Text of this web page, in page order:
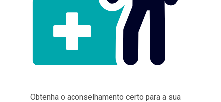
Obtenha o aconselhamento certo para a sua